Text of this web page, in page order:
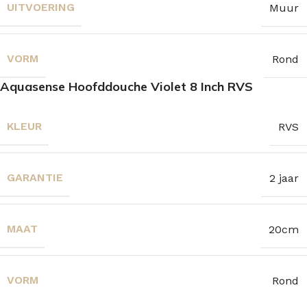
UITVOERING Muur
VORM Rond
Aquasense Hoofddouche Violet 8 Inch RVS
KLEUR RVS
GARANTIE 2 jaar
MAAT 20cm
VORM Rond